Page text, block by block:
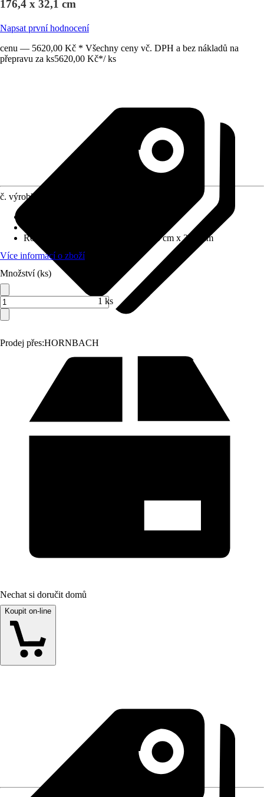
176,4 x 32,1 cm
Napsat první hodnocení
cenu — 5620,00 Kč * Všechny ceny vč. DPH a bez nákladů na
přepravu za ks5620,00 Kč*/ ks
Prodej přes:HORNBACH
č. výrobku
Rozměry (ŠxVxH)
61.6 cm x 176.4 cm x 32.1 cm
Více informací o zboží
Množství (ks)
1 ks
Nechat si doručit domů
Koupit on-line